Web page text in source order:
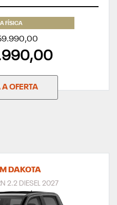
FÍSICA
OFERTA
DAKOTA
2.2 DIESEL 2027